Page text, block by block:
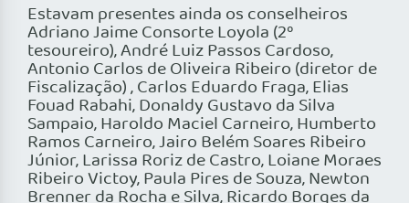
Estavam presentes ainda os conselheiros
Adriano Jaime Consorte Loyola (2º
tesoureiro), André Luiz Passos Cardoso,
Antonio Carlos de Oliveira Ribeiro (diretor de
Fiscalização) , Carlos Eduardo Fraga, Elias
Fouad Rabahi, Donaldy Gustavo da Silva
Sampaio, Haroldo Maciel Carneiro, Humberto
Ramos Carneiro, Jairo Belém Soares Ribeiro
Júnior, Larissa Roriz de Castro, Loiane Moraes
Ribeiro Victoy, Paula Pires de Souza, Newton